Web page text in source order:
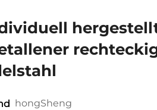
hongSheng